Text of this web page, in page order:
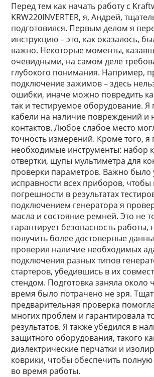
Перед тем как начать работу с
KRW220INVERTER, я, Андрей,
подготовился. Первым делом я
инструкцию – это, как оказалось,
важно. Некоторые моменты,
очевидными, на самом деле
глубокого понимания. Например,
подключение зажимов – здесь
ошибки, иначе можно повредить
так и тестируемое оборудование. Я
кабели на наличие повреждений и
контактов. Любое слабое место
точность измерений. Кроме того, я
необходимые инструменты: набор
отвертки, щупы мультиметра для
проверки параметров. Важно было
исправности всех приборов, чтобы
погрешности в результатах
подключением генератора я
масла и состояние ремней. Это не
гарантирует безопасность работы,
получить более достоверные
проверил наличие необходимых
подключения разных типов
стартеров, убедившись в их
стендом. Подготовка заняла около
время было потрачено не зря.
предварительная проверка
многих проблем и гарантировала
результатов. Я также убедился в
защитного оборудования, такого
диэлектрические перчатки и
коврики, чтобы обеспечить полную
во время работы.